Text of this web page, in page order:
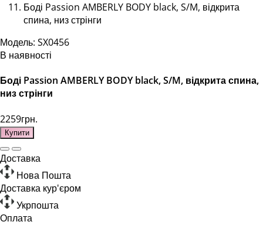
Боді Passion AMBERLY BODY black, S/M, відкрита
спина, низ стрінги
Модель: SX0456
В наявності
Боді Passion AMBERLY BODY black, S/M, відкрита спина,
низ стрінги
2259грн.
Купити
Доставка
Нова Пошта
Доставка кур'єром
Укрпошта
Оплата